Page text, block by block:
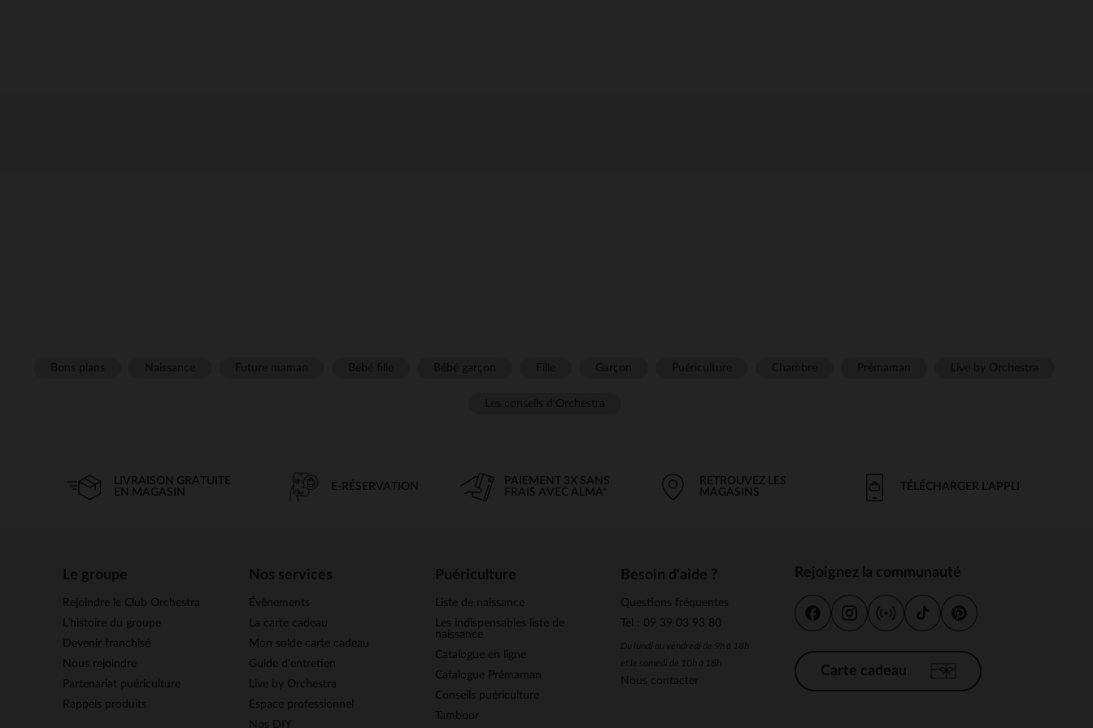
LIVRAISON GRATUITE
EN MAGASIN
E-RÉSERVATION
PAIEMENT 3X SANS
FRAIS AVEC ALMA*
RETROUVEZ LES
MAGASINS
TÉLÉCHARGER L'APPLI
Le groupe
Rejoindre le Club Orchestra
L’histoire du groupe
Devenir franchisé
Nous rejoindre
Partenariat puériculture
Rappels produits
Nos services
Évènements
La carte cadeau
Mon solde carte cadeau
Guide d'entretien
Live by Orchestra
Espace professionnel
Nos DIY
Puériculture
Liste de naissance
Les indispensables liste de
naissance
Catalogue en ligne
Catalogue Prémaman
Conseils puériculture
Tamboor
Besoin d'aide ?
Questions fréquentes
Tel : 09 39 03 93 80
Du lundi au vendredi de 9h à 18h
et le samedi de 10h à 18h
Nous contacter
Rejoignez la communauté
Carte cadeau